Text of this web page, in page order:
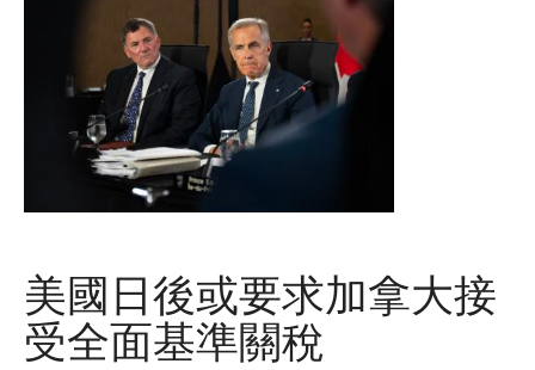
美國日後或要求加拿大接
受全面基準關稅